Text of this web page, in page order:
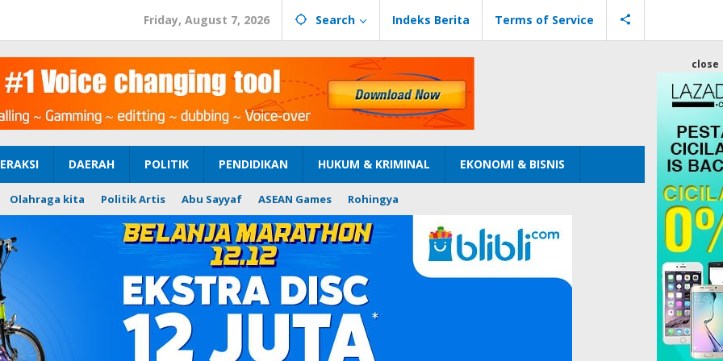
Friday, August 7, 2026 Search Indeks Berita Terms of Service
DAERAH POLITIK PENDIDIKAN HUKUM & KRIMINAL EKONOMI & BISNIS
Olahraga kita Politik Artis Abu Sayyaf ASEAN Games Rohingya
close